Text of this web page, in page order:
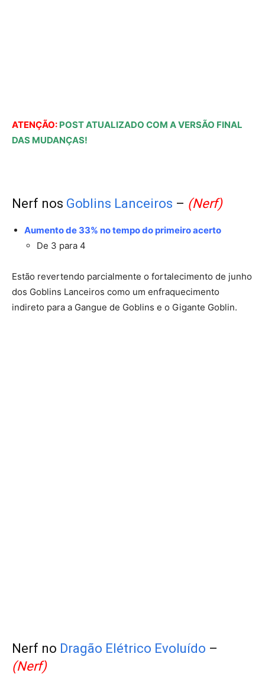
ATENÇÃO: POST ATUALIZADO COM A VERSÃO FINAL
DAS MUDANÇAS!
Nerf nos Goblins Lanceiros – (Nerf)
Aumento de 33% no tempo do primeiro acerto
De 3 para 4
Estão revertendo parcialmente o fortalecimento de junho
dos Goblins Lanceiros como um enfraquecimento
indireto para a Gangue de Goblins e o Gigante Goblin.
Nerf no Dragão Elétrico Evoluído –
(Nerf)